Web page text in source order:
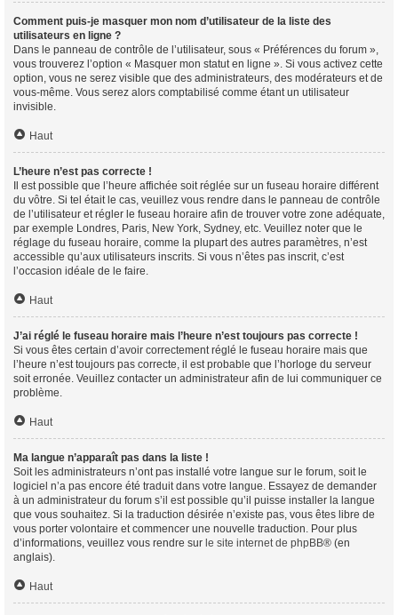
Comment puis-je masquer mon nom d’utilisateur de la liste des
utilisateurs en ligne ?
Dans le panneau de contrôle de l’utilisateur, sous « Préférences du forum »,
vous trouverez l’option « Masquer mon statut en ligne ». Si vous activez cette
option, vous ne serez visible que des administrateurs, des modérateurs et de
vous-même. Vous serez alors comptabilisé comme étant un utilisateur
invisible.
Haut
L’heure n’est pas correcte !
Il est possible que l’heure affichée soit réglée sur un fuseau horaire différent
du vôtre. Si tel était le cas, veuillez vous rendre dans le panneau de contrôle
de l’utilisateur et régler le fuseau horaire afin de trouver votre zone adéquate,
par exemple Londres, Paris, New York, Sydney, etc. Veuillez noter que le
réglage du fuseau horaire, comme la plupart des autres paramètres, n’est
accessible qu’aux utilisateurs inscrits. Si vous n’êtes pas inscrit, c’est
l’occasion idéale de le faire.
Haut
J’ai réglé le fuseau horaire mais l’heure n’est toujours pas correcte !
Si vous êtes certain d’avoir correctement réglé le fuseau horaire mais que
l’heure n’est toujours pas correcte, il est probable que l’horloge du serveur
soit erronée. Veuillez contacter un administrateur afin de lui communiquer ce
problème.
Haut
Ma langue n’apparaît pas dans la liste !
Soit les administrateurs n’ont pas installé votre langue sur le forum, soit le
logiciel n’a pas encore été traduit dans votre langue. Essayez de demander
à un administrateur du forum s’il est possible qu’il puisse installer la langue
que vous souhaitez. Si la traduction désirée n’existe pas, vous êtes libre de
vous porter volontaire et commencer une nouvelle traduction. Pour plus
d’informations, veuillez vous rendre sur le site internet de phpBB® (en
anglais).
Haut